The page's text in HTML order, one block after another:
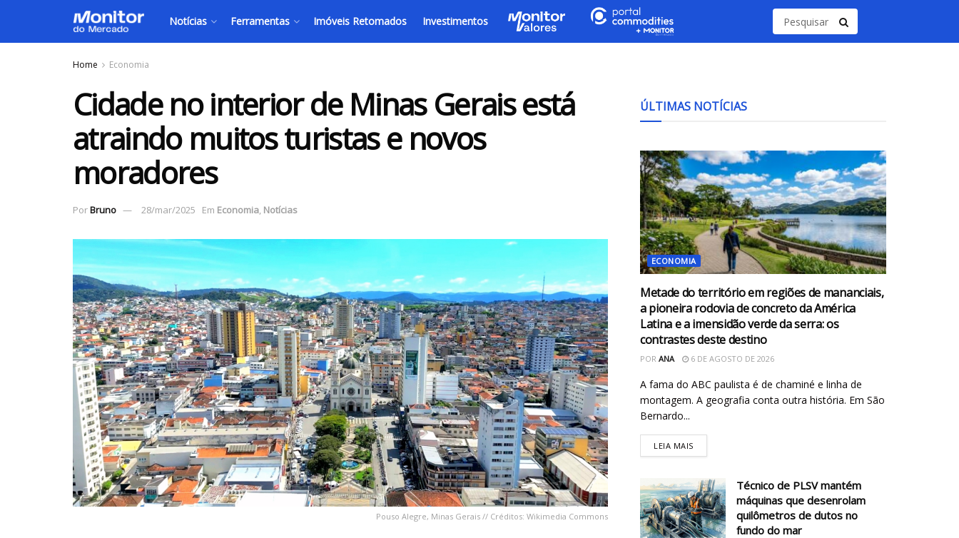
Notícias Ferramentas Imóveis Retomados Investimentos
Home Economia
Cidade no interior de Minas Gerais está
atraindo muitos turistas e novos
moradores
PorBruno 28/mar/2025 Em Economia, Notícias
Pouso Alegre, Minas Gerais // Créditos: Wikimedia Commons
ÚLTIMAS NOTÍCIAS
ECONOMIA
Metade do território em regiões de mananciais,
a pioneira rodovia de concreto da América
Latina e a imensidão verde da serra: os
contrastes deste destino
POR ANA 6 DE AGOSTO DE 2026
A fama do ABC paulista é de chaminé e linha de
montagem. A geografia conta outra história. Em São
Bernardo...
LEIA MAIS
Técnico de PLSV mantém
máquinas que desenrolam
quilômetros de dutos no
fundo do mar